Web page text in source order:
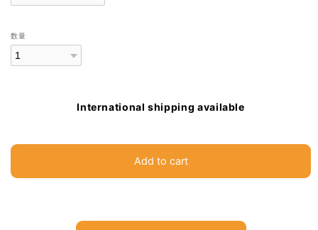
数量
International shipping available
Add to cart